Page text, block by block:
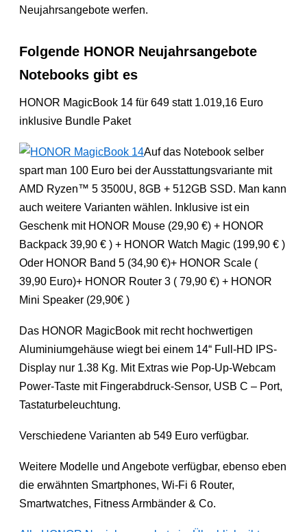
Neujahrsangebote werfen.
Folgende HONOR Neujahrsangebote
Notebooks gibt es
HONOR MagicBook 14 für 649 statt 1.019,16 Euro
inklusive Bundle Paket
Auf das Notebook selber
spart man 100 Euro bei der Ausstattungsvariante mit
AMD Ryzen™ 5 3500U, 8GB + 512GB SSD. Man kann
auch weitere Varianten wählen. Inklusive ist ein
Geschenk mit HONOR Mouse (29,90 €) + HONOR
Backpack 39,90 € ) + HONOR Watch Magic (199,90 € )
Oder HONOR Band 5 (34,90 €)+ HONOR Scale (
39,90 Euro)+ HONOR Router 3 ( 79,90 €) + HONOR
Mini Speaker (29,90€ )
Das HONOR MagicBook mit recht hochwertigen
Aluminiumgehäuse wiegt bei einem 14“ Full-HD IPS-
Display nur 1.38 Kg. Mit Extras wie Pop-Up-Webcam
Power-Taste mit Fingerabdruck-Sensor, USB C – Port,
Tastaturbeleuchtung.
Verschiedene Varianten ab 549 Euro verfügbar.
Weitere Modelle und Angebote verfügbar, ebenso eben
die erwähnten Smartphones, Wi-Fi 6 Router,
Smartwatches, Fitness Armbänder & Co.